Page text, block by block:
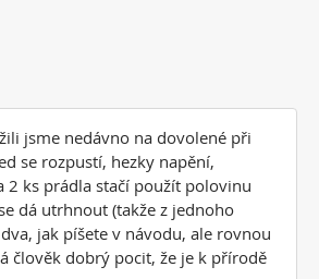
jsme nedávno na dovolené při
se rozpustí, hezky napění,
2 ks prádla stačí použít polovinu
dá utrhnout (takže z jednoho
jak píšete v návodu, ale rovnou
člověk dobrý pocit, že je k přírodě